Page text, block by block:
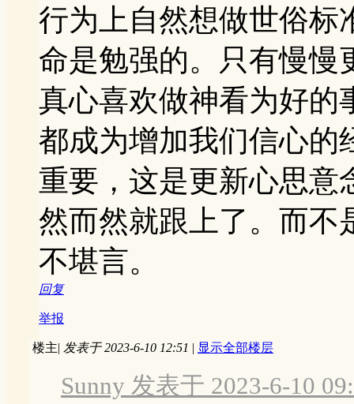
行为上自然想做世俗标
命是勉强的。只有慢慢
真心喜欢做神看为好的
都成为增加我们信心的
重要，这是更新心思意
然而然就跟上了。而不
不堪言。
回复
举报
楼主| 发表于 2023-6-10 12:51 | 显示全部楼层
Sunny 发表于 2023-6-10